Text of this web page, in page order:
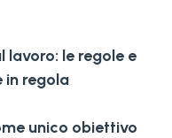
lavoro: le regole e
in regola
unico obiettivo